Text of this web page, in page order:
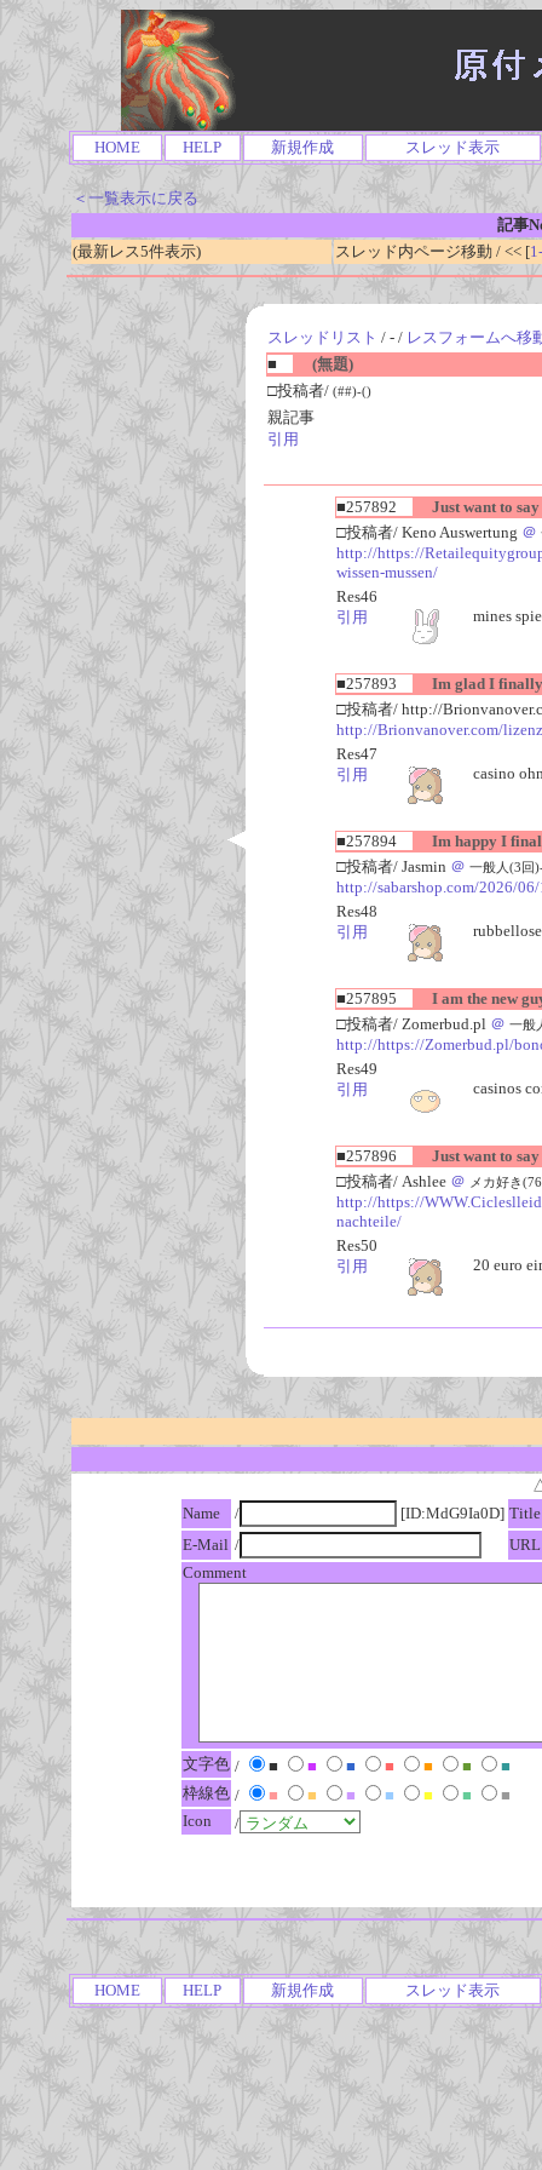
HOME HELP 新規作成 スレッド表示
＜一覧表示に戻る
記事
(最新レス5件表示)
スレッド内ページ移動 / << [
スレッドリスト / - / レスフォームへ移
■
(無題)
□投稿者/ (##)-()
親記事
引用
■257892
Just want to
□投稿者/ Keno Auswertung ＠
http://https://
wissen-mussen/
Res46
引用
mines
■257893
Im glad I finally
□投稿者/ http://
http://Brionvanover.com/
Res47
引用
casino
■257894
Im happy I
□投稿者/ Jasmin ＠ 一般人(3回
http://sabarshop.com/2026/
Res48
引用
■257895
I am the new
□投稿者/ Zomerbud.pl ＠ 一般
http://https://Zomerbud.pl/
Res49
引用
casinos
■257896
Just want to
□投稿者/ Ashlee ＠ メカ好き
http://https://
nachteile/
Res50
引用
20 euro
Name
/ [ID:MdG9Ia0D] Title
E-Mail /
URL
Comment
文字色 / ■ ■ ■ ■ ■ ■
■
枠線色 / ■ ■ ■ ■ ■ ■
■
Icon
/
HOME HELP 新規作成 スレッド表示